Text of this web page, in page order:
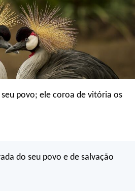
povo; ele coroa de vitória os
do seu povo e de salvação